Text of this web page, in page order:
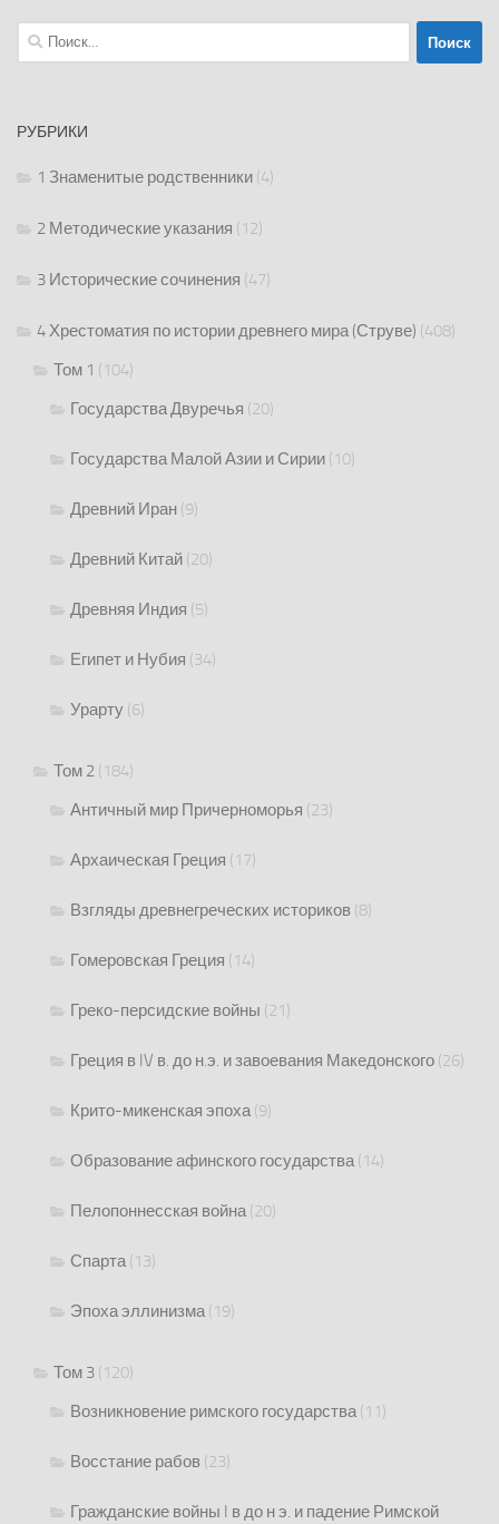
Найти:
РУБРИКИ
1 Знаменитые родственники (4)
2 Методические указания (12)
3 Исторические сочинения (47)
4 Хрестоматия по истории древнего мира (Струве) (408)
Том 1 (104)
Государства Двуречья (20)
Государства Малой Азии и Сирии (10)
Древний Иран (9)
Древний Китай (20)
Древняя Индия (5)
Египет и Нубия (34)
Урарту (6)
Том 2 (184)
Античный мир Причерноморья (23)
Архаическая Греция (17)
Взгляды древнегреческих историков (8)
Гомеровская Греция (14)
Греко-персидские войны (21)
Греция в IV в. до н.э. и завоевания Македонского (26)
Крито-микенская эпоха(9)
Образование афинского государства(14)
Пелопоннесская война(20)
Спарта(13)
Эпоха эллинизма(19)
Том 3 (120)
Возникновение римского государства(11)
Восстание рабов (23)
Гражданские войны I в до н э. и падение Римской